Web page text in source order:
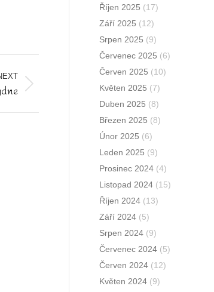
Říjen 2025 (17)
Září 2025 (12)
Srpen 2025 (9)
Červenec 2025 (6)
Červen 2025 (10)
Květen 2025 (7)
Duben 2025 (8)
Březen 2025 (8)
Únor 2025 (6)
Leden 2025 (9)
Prosinec 2024 (4)
Listopad 2024 (15)
Říjen 2024 (13)
Září 2024 (5)
Srpen 2024 (9)
Červenec 2024 (5)
Červen 2024 (12)
Květen 2024 (9)